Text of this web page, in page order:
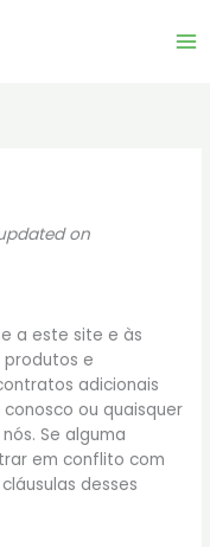
on
a este site e às
produtos e
adicionais
ou quaisquer
Se alguma
em conflito com
desses